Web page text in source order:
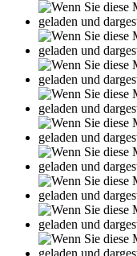
Leseprobe aus 50 Seiten
Grin.com
Versand
Kontakt
Datenschutz
AGB
Impressum
Vertrag widerrufen